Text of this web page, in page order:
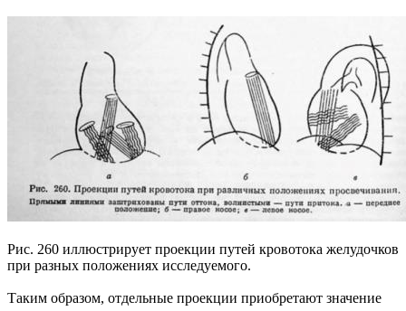
Рис. 260 иллюстрирует проекции путей кровотока желудочков
при разных положениях исследуемого.
Таким образом, отдельные проекции приобретают значение